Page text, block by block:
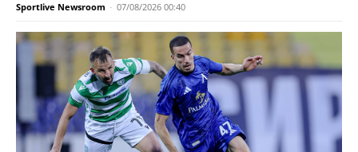
Sportlive Newsroom - 07/08/2026 00:40